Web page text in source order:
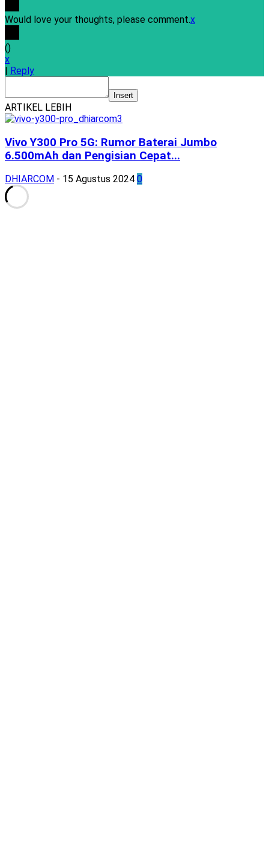
Would love your thoughts, please comment.x
()
x
| Reply
Insert
ARTIKEL LEBIH
Vivo Y300 Pro 5G: Rumor Baterai Jumbo
6.500mAh dan Pengisian Cepat...
DHIARCOM - 15 Agustus 2024 0